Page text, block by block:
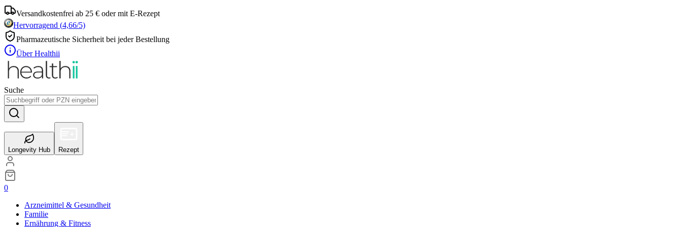
Versandkostenfrei ab 25 € oder mit E-Rezept
Hervorragend (4,66/5)
Pharmazeutische Sicherheit bei jeder Bestellung
Über Healthii
Suche
Longevity Hub Rezept
0
Arzneimittel & Gesundheit
Familie
Ernährung & Fitness